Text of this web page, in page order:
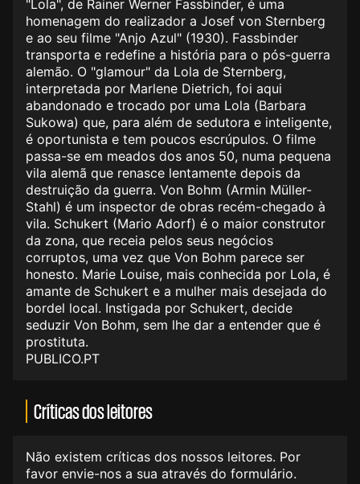
"Lola", de Rainer Werner Fassbinder, é uma
homenagem do realizador a Josef von Sternberg
e ao seu filme "Anjo Azul" (1930). Fassbinder
transporta e redefine a história para o pós-guerra
alemão. O "glamour" da Lola de Sternberg,
interpretada por Marlene Dietrich, foi aqui
abandonado e trocado por uma Lola (Barbara
Sukowa) que, para além de sedutora e inteligente,
é oportunista e tem poucos escrúpulos. O filme
passa-se em meados dos anos 50, numa pequena
vila alemã que renasce lentamente depois da
destruição da guerra. Von Bohm (Armin Müller-
Stahl) é um inspector de obras recém-chegado à
vila. Schukert (Mario Adorf) é o maior construtor
da zona, que receia pelos seus negócios
corruptos, uma vez que Von Bohm parece ser
honesto. Marie Louise, mais conhecida por Lola, é
amante de Schukert e a mulher mais desejada do
bordel local. Instigada por Schukert, decide
seduzir Von Bohm, sem lhe dar a entender que é
prostituta.
PUBLICO.PT
Críticas dos leitores
Não existem críticas dos nossos leitores. Por
favor envie-nos a sua através do formulário.